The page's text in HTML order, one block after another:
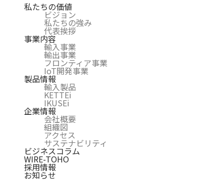
私たちの価値
ビジョン
私たちの強み
代表挨拶
事業内容
輸入事業
輸出事業
フロンティア事業
IoT開発事業
製品情報
輸入製品
KETTEi
IKUSEi
企業情報
会社概要
組織図
アクセス
サステナビリティ
ビジネスコラム
WIRE-TOHO
採用情報
お知らせ